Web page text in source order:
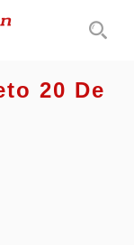
20 De